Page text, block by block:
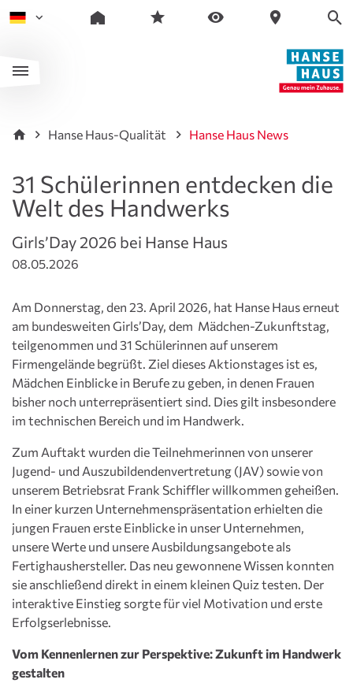
Hanse Haus-Qualität Hanse Haus News
Girls’Day 2026 bei Hanse Haus
31 Schülerinnen entdecken die
Welt des Handwerks
08.05.2026
Am Donnerstag, den 23. April 2026, hat Hanse Haus erneut
am bundesweiten Girls’Day, dem Mädchen-Zukunftstag,
teilgenommen und 31 Schülerinnen auf unserem
Firmengelände begrüßt. Ziel dieses Aktionstages ist es,
Mädchen Einblicke in Berufe zu geben, in denen Frauen
bisher noch unterrepräsentiert sind. Dies gilt insbesondere
im technischen Bereich und im Handwerk.
Zum Auftakt wurden die Teilnehmerinnen von unserer
Jugend- und Auszubildendenvertretung (JAV) sowie von
unserem Betriebsrat Frank Schiffler willkommen geheißen.
In einer kurzen Unternehmenspräsentation erhielten die
jungen Frauen erste Einblicke in unser Unternehmen,
unsere Werte und unsere Ausbildungsangebote als
Fertighaushersteller. Das neu gewonnene Wissen konnten
sie anschließend direkt in einem kleinen Quiz testen. Der
interaktive Einstieg sorgte für viel Motivation und erste
Erfolgserlebnisse.
Vom Kennenlernen zur Perspektive: Zukunft im Handwerk
gestalten